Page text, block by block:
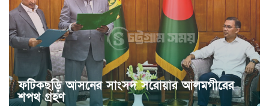
ফটিকছড়ি আসনের সাংসদ সরোয়ার আলমগীরের
শপথ গ্রহণ